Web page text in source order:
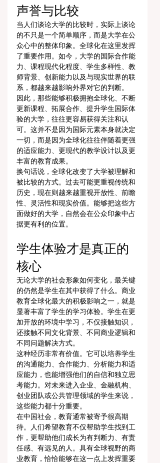
声誉与比较
当人们谈论大学的比较时，实际上谈论
的不只是一个简单顺序，而是大学在公
众心中的整体印象。全球化在这里发挥
了重要作用。如今，大学的国际合作能
力、课程现代化程度、学生多样性、教
师背景、创新能力以及与现实世界的联
系，都越来越影响外界对它的判断。
因此，那些能够积极拥抱全球化、不断
更新课程、拓展合作、提升学生国际体
验的大学，往往更容易获得关注和认
可。这并不是因为国际元素本身就决定
一切，而是因为全球化往往伴随着更强
的适应能力、更现代的教学设计以及更
丰富的教育成果。
换句话说，全球化改变了大学被理解和
被比较的方式。过去可能更重视传统和
历史，现在则越来越重视开放性、前瞻
性、灵活性和现实价值。能够把这些方
面做好的大学，自然会在公众印象中占
据更有利的位置。
学生体验才是真正的
核心
无论大学的社会形象如何变化，最关键
的仍然是学生在其中获得了什么。商业
教育全球化最大的积极影响之一，就是
显著丰富了学生的学习体验。学生在更
加开放的环境中学习，不仅接触知识，
还接触不同文化背景、不同商业逻辑和
不同问题解决方式。
这种经历非常有价值。它可以培养学生
的沟通能力、合作能力、分析能力和适
应能力，也能增强他们的自信和独立思
考能力。对未来进入企业、金融机构、
创业团队或公共管理领域的学生来说，
这些能力都十分重要。
在中国社会，教育通常被寄予很高期
待。人们希望教育不仅帮助学生找到工
作，更帮助他们成长为有判断力、有责
任感、有远见的人。具有全球视野的商
业教育，恰恰能够在这一点上发挥重要